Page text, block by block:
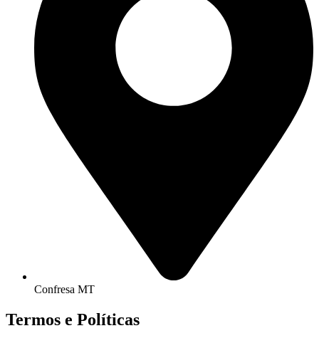
Confresa MT
Termos e Políticas